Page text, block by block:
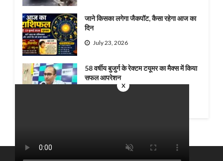
x
जाने किसका लगेगा जैकपॉट, कैसा रहेगा आज का
दिन
July 23, 2026
58 वर्षीय बुजुर्ग के रेक्टम टयूमर का मैक्स में किया
सफल आपरेशन
July 22, 2026